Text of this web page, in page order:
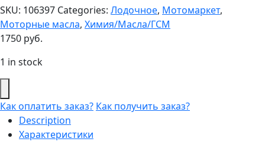
SKU: 106397 Categories: Лодочное, Мотомаркет,
Моторные масла, Химия/Масла/ГСМ
1750 руб.
1 in stock
Как оплатить заказ? Как получить заказ?
Description
Характеристики